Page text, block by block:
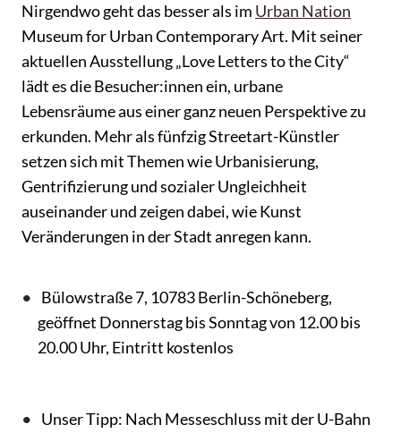
Nirgendwo geht das besser als im Urban Nation
Museum for Urban Contemporary Art. Mit seiner
aktuellen Ausstellung „Love Letters to the City“
lädt es die Besucher:innen ein, urbane
Lebensräume aus einer ganz neuen Perspektive zu
erkunden. Mehr als fünfzig Streetart-Künstler
setzen sich mit Themen wie Urbanisierung,
Gentrifizierung und sozialer Ungleichheit
auseinander und zeigen dabei, wie Kunst
Veränderungen in der Stadt anregen kann.
Bülowstraße 7, 10783 Berlin-Schöneberg,
geöffnet Donnerstag bis Sonntag von 12.00 bis
20.00 Uhr, Eintritt kostenlos
Unser Tipp: Nach Messeschluss mit der U-Bahn